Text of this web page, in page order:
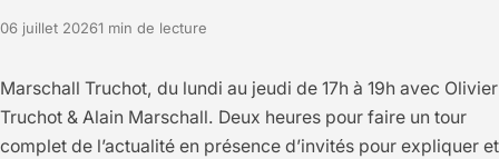
06 juillet 20261 min de lecture
Marschall Truchot, du lundi au jeudi de 17h à 19h avec Olivier
Truchot & Alain Marschall. Deux heures pour faire un tour
complet de l’actualité en présence d’invités pour expliquer et